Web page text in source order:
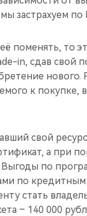
застрахуем
поменять, то
in, cдав свой
нового.
к покупке,
свой
а при
по
по
стать
– 140 000